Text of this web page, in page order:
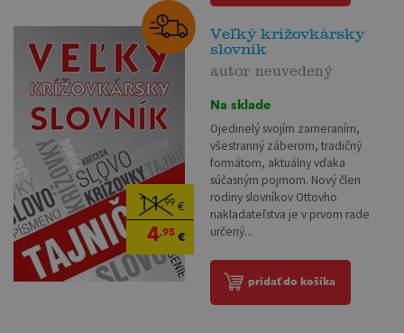
11,99 €
4,95€
Veľký krížovkársky
slovník
autor neuvedený
Na sklade
Ojedinelý svojím zameraním,
všestranný záberom, tradičný
formátom, aktuálny vďaka
súčasným pojmom. Nový člen
rodiny slovníkov Ottovho
nakladateľstva je v prvom rade
určený...
pridať do košíka